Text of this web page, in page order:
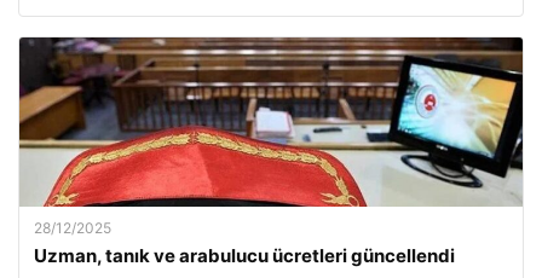
28/12/2025
Uzman, tanık ve arabulucu ücretleri güncellendi